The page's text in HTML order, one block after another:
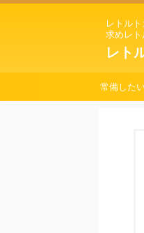
レトル
求めレト
レト
常備した